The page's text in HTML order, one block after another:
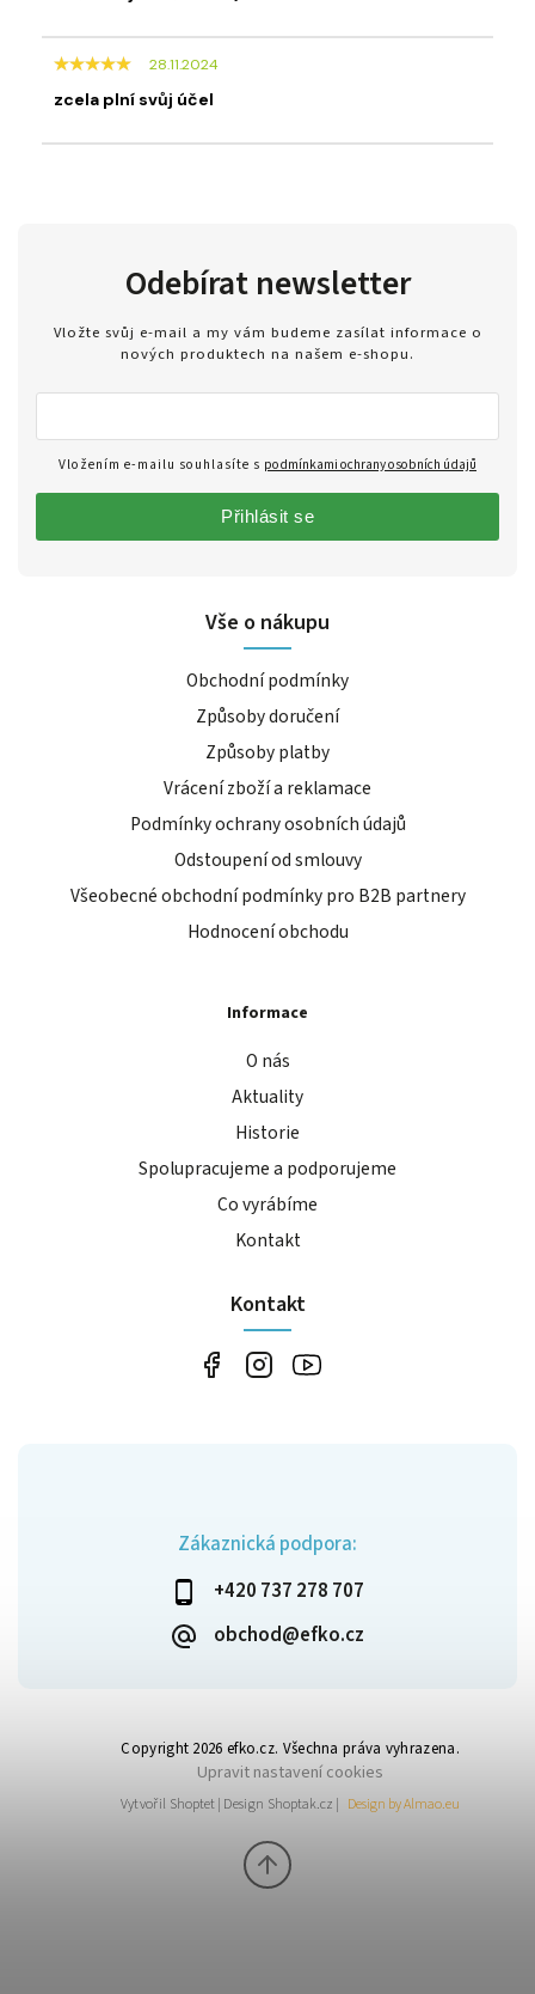
28.11.2024
zcela plní svůj účel
Zákaznická podpora:
+420 737 278 707
obchod@efko.cz
Vše o nákupu
Obchodní podmínky
Způsoby doručení
Způsoby platby
Vrácení zboží a reklamace
Podmínky ochrany osobních údajů
Odstoupení od smlouvy
Všeobecné obchodní podmínky pro B2B partnery
Hodnocení obchodu
Informace
O nás
Aktuality
Historie
Spolupracujeme a podporujeme
Co vyrábíme
Kontakt
Odebírat newsletter
Vložte svůj e-mail a my vám budeme zasílat informace o
nových produktech na našem e-shopu.
Vložením e-mailu souhlasíte s podmínkami ochrany osobních údajů
Přihlásit se
Kontakt
Copyright 2026 efko.cz. Všechna práva vyhrazena.
Upravit nastavení cookies
Vytvořil Shoptet| Design Shoptak.cz | Design by Almao.eu